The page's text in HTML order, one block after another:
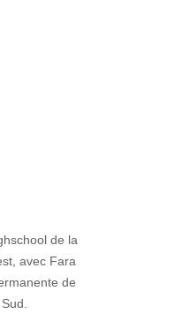
de la
avec Fara
de